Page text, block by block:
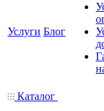
Услуги Блог
Каталог